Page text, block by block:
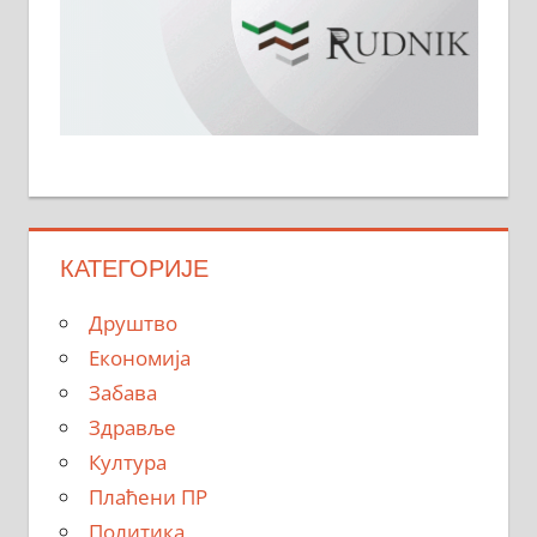
КАТЕГОРИЈЕ
Друштво
Економија
Забава
Здравље
Култура
Плаћени ПР
Политика